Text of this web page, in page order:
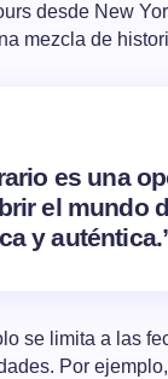
desde New
mezcla de
es una
el mundo
y
se limita a las
Por